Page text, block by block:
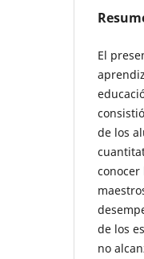
El
de los
de los
no